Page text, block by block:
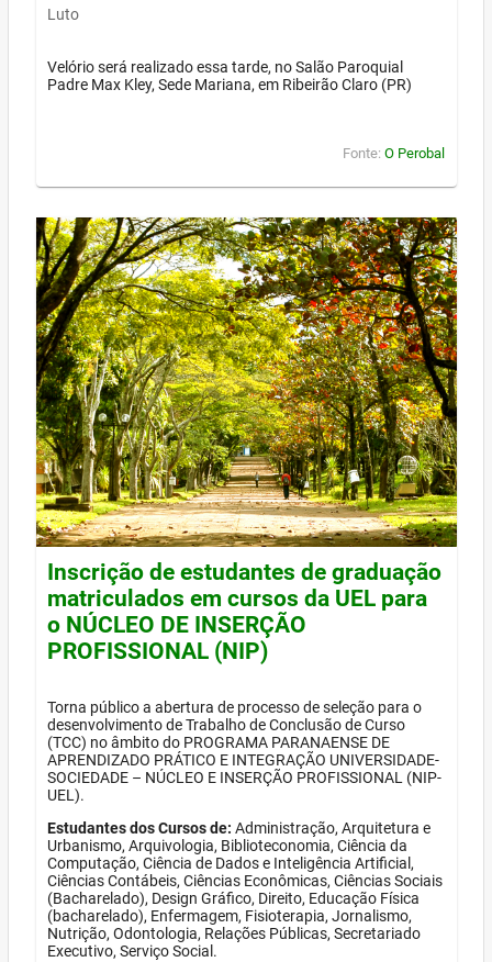
Luto
Velório será realizado essa tarde, no Salão Paroquial
Padre Max Kley, Sede Mariana, em Ribeirão Claro (PR)
Fonte: O Perobal
Inscrição de estudantes de graduação
matriculados em cursos da UEL para
o NÚCLEO DE INSERÇÃO
PROFISSIONAL (NIP)
Torna público a abertura de processo de seleção para o
desenvolvimento de Trabalho de Conclusão de Curso
(TCC) no âmbito do PROGRAMA PARANAENSE DE
APRENDIZADO PRÁTICO E INTEGRAÇÃO UNIVERSIDADE-
SOCIEDADE – NÚCLEO E INSERÇÃO PROFISSIONAL (NIP-
UEL).
Estudantes dos Cursos de: Administração, Arquitetura e
Urbanismo, Arquivologia, Biblioteconomia, Ciência da
Computação, Ciência de Dados e Inteligência Artificial,
Ciências Contábeis, Ciências Econômicas, Ciências Sociais
(Bacharelado), Design Gráfico, Direito, Educação Física
(bacharelado), Enfermagem, Fisioterapia, Jornalismo,
Nutrição, Odontologia, Relações Públicas, Secretariado
Executivo, Serviço Social.